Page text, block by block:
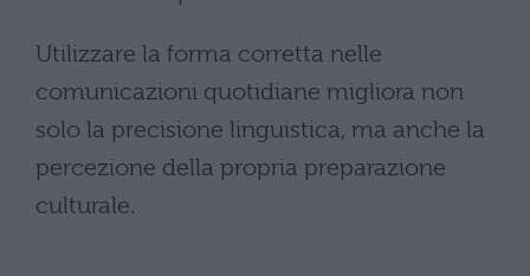
Utilizzare la forma corretta nelle
comunicazioni quotidiane migliora non
solo la precisione linguistica, ma anche la
percezione della propria preparazione
culturale.